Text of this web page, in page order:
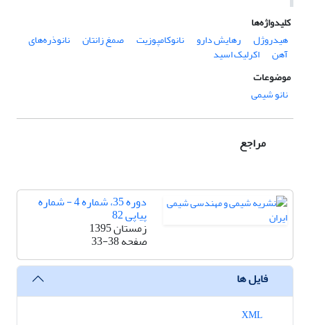
کلیدواژه‌ها
هیدروژل
رهایش دارو نانوکامپوزیت صمغ زانتان نانوذره‌های
آهن
اکرلیک اسید
موضوعات
نانو شیمی
مراجع
دوره 35، شماره 4 - شماره
پیاپی 82
زمستان 1395
صفحه33-38
فایل ها